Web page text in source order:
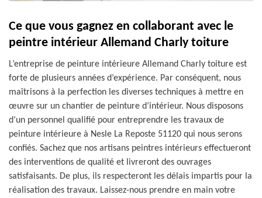
Ce que vous gagnez en collaborant avec le
peintre intérieur Allemand Charly toiture
L’entreprise de peinture intérieure Allemand Charly toiture est
forte de plusieurs années d’expérience. Par conséquent, nous
maîtrisons à la perfection les diverses techniques à mettre en
œuvre sur un chantier de peinture d’intérieur. Nous disposons
d’un personnel qualifié pour entreprendre les travaux de
peinture intérieure à Nesle La Reposte 51120 qui nous serons
confiés. Sachez que nos artisans peintres intérieurs effectueront
des interventions de qualité et livreront des ouvrages
satisfaisants. De plus, ils respecteront les délais impartis pour la
réalisation des travaux. Laissez-nous prendre en main votre